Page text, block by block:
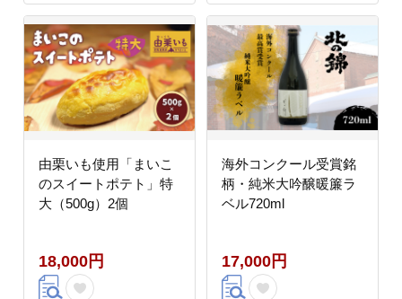
由栗いも使用「まいこ
のスイートポテト」特
大（500g）2個
18,000円
海外コンクール受賞銘
柄・純米大吟醸暖簾ラ
ベル720ml
17,000円